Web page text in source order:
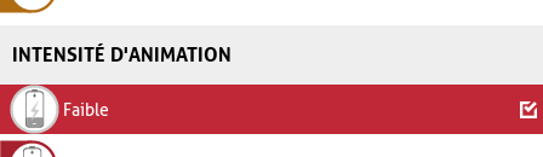
INTENSITÉ D'ANIMATION
Faible